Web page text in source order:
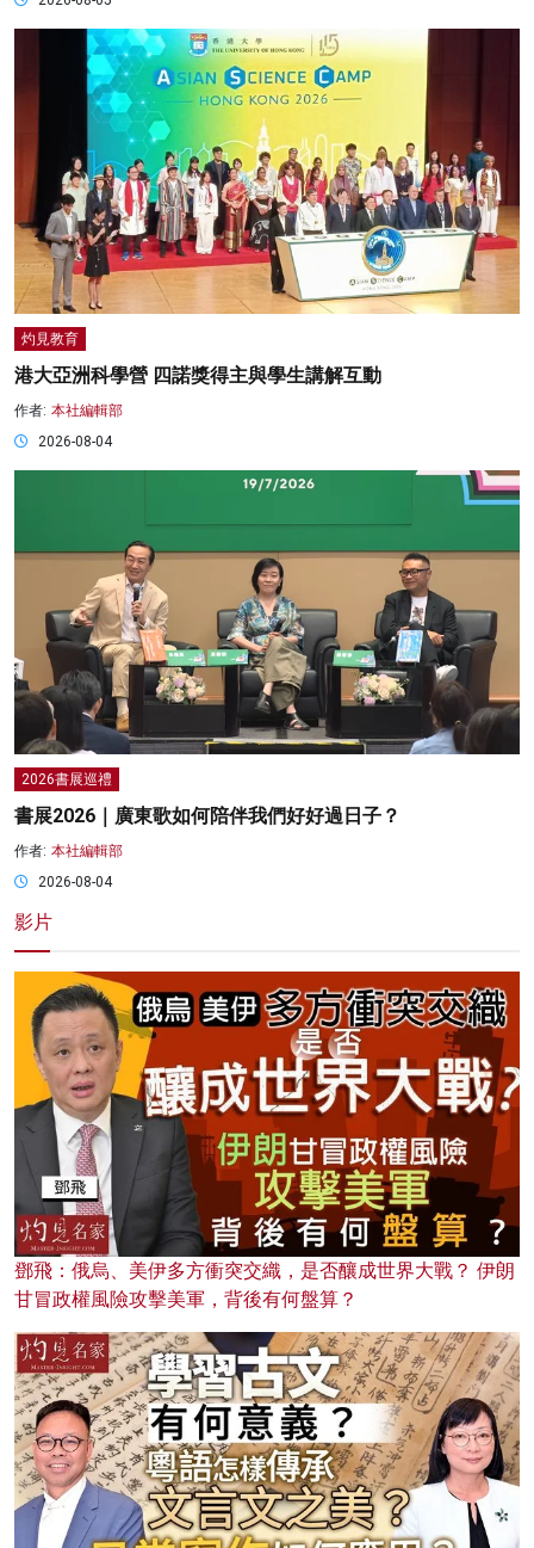
灼見教育
港大亞洲科學營 四諾獎得主與學生講解互動
作者: 本社編輯部
2026-08-04
2026書展巡禮
書展2026｜廣東歌如何陪伴我們好好過日子？
作者: 本社編輯部
2026-08-04
影片
鄧飛：俄烏、美伊多方衝突交織，是否釀成世界大戰？ 伊朗
甘冒政權風險攻擊美軍，背後有何盤算？